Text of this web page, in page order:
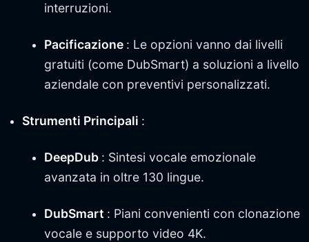
interruzioni.
Pacificazione : Le opzioni vanno dai livelli
gratuiti (come DubSmart) a soluzioni a livello
aziendale con preventivi personalizzati.
Strumenti Principali :
DeepDub : Sintesi vocale emozionale
avanzata in oltre 130 lingue.
DubSmart : Piani convenienti con clonazione
vocale e supporto video 4K.